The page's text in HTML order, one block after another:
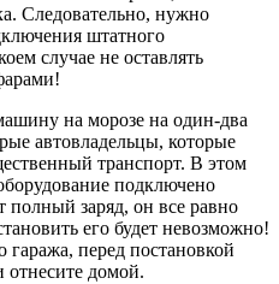
Следовательно, нужно
штатного
случае не оставлять
на морозе на один-два
автовладельцы, которые
транспорт. В этом
подключено
полный заряд, он все равно
его будет невозможно!
гаража, перед постановкой
домой.